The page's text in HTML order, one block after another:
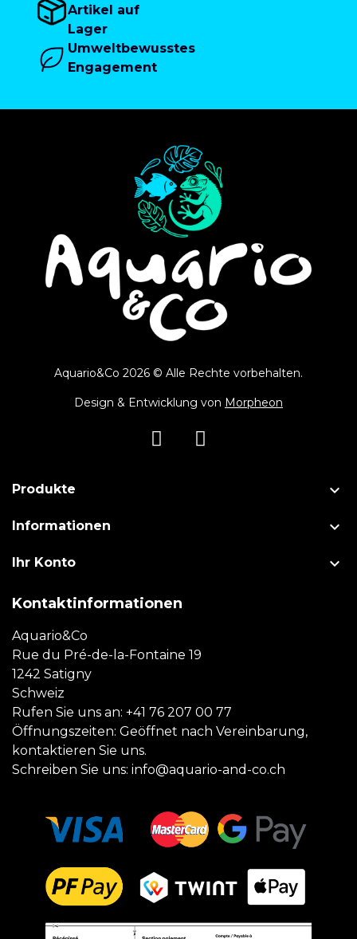
Artikel auf
Lager
Umweltbewusstes
Engagement
Aquario&Co 2026 © Alle Rechte vorbehalten.
Design & Entwicklung von Morpheon
Produkte 
Informationen 
Ihr Konto 
Kontaktinformationen
Aquario&Co
Rue du Pré-de-la-Fontaine 19
1242 Satigny
Schweiz
Rufen Sie uns an: +41 76 207 00 77
Öffnungszeiten: Geöffnet nach Vereinbarung,
kontaktieren Sie uns.
Schreiben Sie uns: info@aquario-and-co.ch